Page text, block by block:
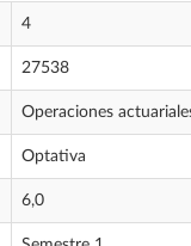
4
27538
Operaciones
Optativa
6,0